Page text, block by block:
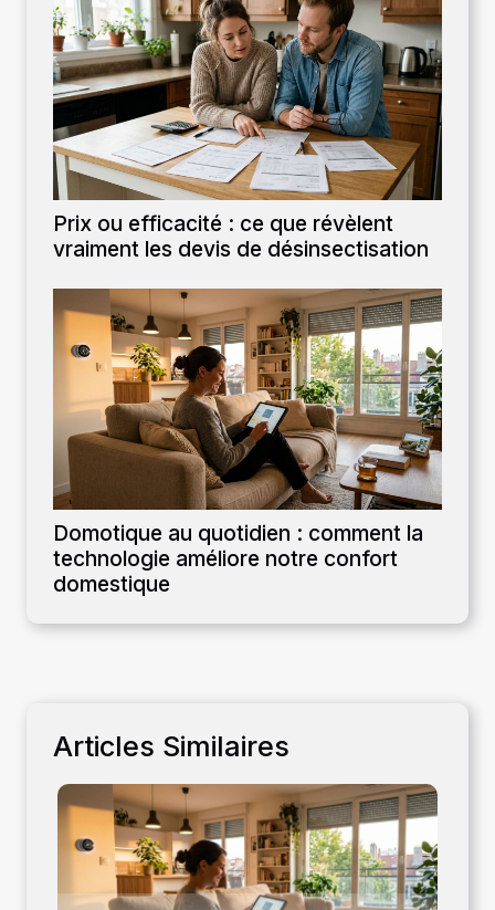
Prix ou efficacité : ce que révèlent
vraiment les devis de désinsectisation
Domotique au quotidien : comment la
technologie améliore notre confort
domestique
Articles Similaires